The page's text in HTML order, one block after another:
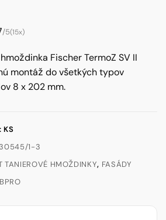
/5(15x)
Fischer TermoZ SV II
montáž do všetkých typov
8 x 202 mm.
KS
1-3
TANIEROVÉ HMOŽDINKY, FASÁDY
BPRO